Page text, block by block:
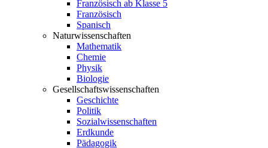
Französisch ab Klasse 5
Französisch
Spanisch
Naturwissenschaften
Mathematik
Chemie
Physik
Biologie
Gesellschaftswissenschaften
Geschichte
Politik
Sozialwissenschaften
Erdkunde
Pädagogik